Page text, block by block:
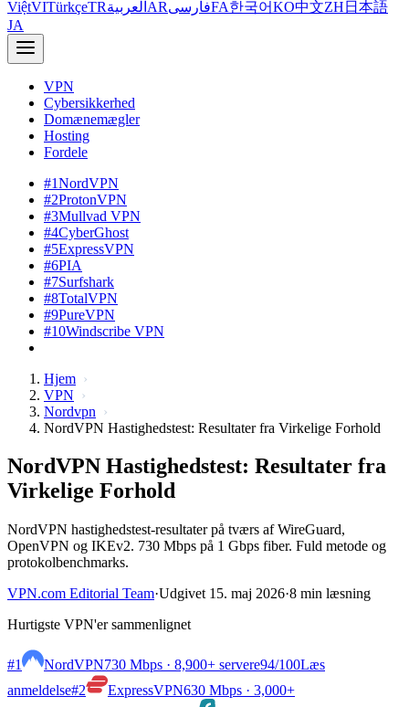
ViệtVITürkçeTRالعربية ARفارسیFA한국어KO中文ZH 日本語
JA
VPN
Cybersikkerhed
Domænemægler
Hosting
Fordele
#1NordVPN
#2ProtonVPN
#3Mullvad VPN
#4CyberGhost
#5ExpressVPN
#6PIA
#7Surfshark
#8TotalVPN
#9PureVPN
#10Windscribe VPN
Hjem
VPN
Nordvpn
NordVPN Hastighedstest: Resultater fra Virkelige Forhold
NordVPN Hastighedstest: Resultater fra
Virkelige Forhold
NordVPN hastighedstest-resultater på tværs af WireGuard,
OpenVPN og IKEv2. 730 Mbps på 1 Gbps fiber. Fuld metode og
protokolbenchmarks.
VPN.com Editorial Team·Udgivet 15. maj 2026·8 min læsning
Hurtigste VPN'er sammenlignet
#1 NordVPN730 Mbps · 8,900+ servere94/100Læs
anmeldelse#2 ExpressVPN630 Mbps · 3,000+